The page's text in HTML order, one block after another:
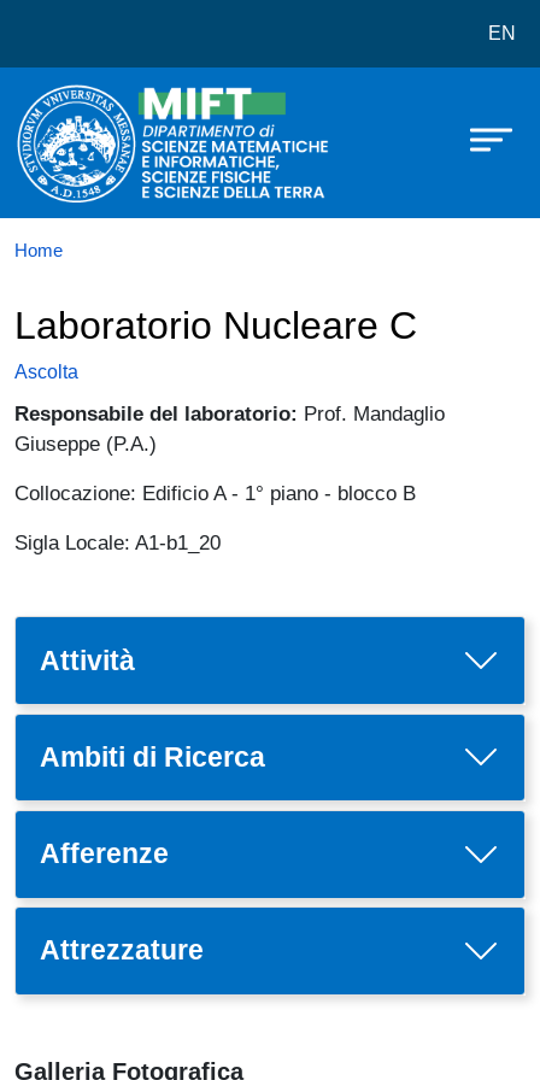
Dipartimento di Scienze EN
Home
Laboratorio Nucleare C
Ascolta
Responsabile del laboratorio: Prof. Mandaglio
Giuseppe (P.A.)
Collocazione: Edificio A - 1° piano - blocco B
Sigla Locale: A1-b1_20
Attività
Ambiti di Ricerca
Afferenze
Attrezzature
Galleria Fotografica